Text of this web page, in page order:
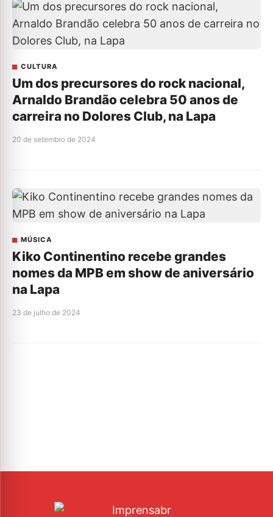
CULTURA
Um dos precursores do rock nacional,
Arnaldo Brandão celebra 50 anos de
carreira no Dolores Club, na Lapa
20 de setembro de 2024
MÚSICA
Kiko Continentino recebe grandes
nomes da MPB em show de aniversário
na Lapa
23 de julho de 2024